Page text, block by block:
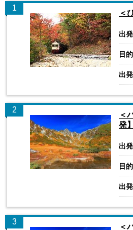
1
＜
出
目
出
2
＜
発】
出
目
出
3
＜